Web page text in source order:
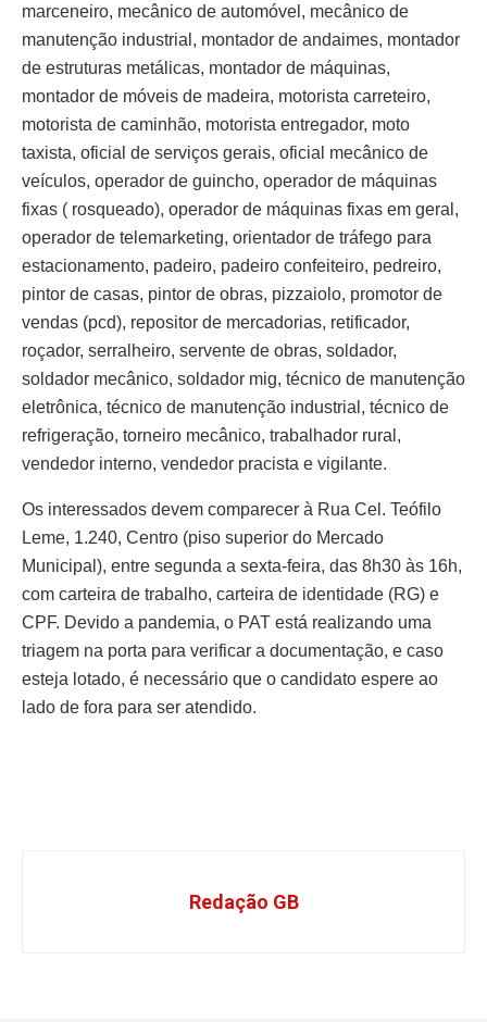
marceneiro, mecânico de automóvel, mecânico de
manutenção industrial, montador de andaimes, montador
de estruturas metálicas, montador de máquinas,
montador de móveis de madeira, motorista carreteiro,
motorista de caminhão, motorista entregador, moto
taxista, oficial de serviços gerais, oficial mecânico de
veículos, operador de guincho, operador de máquinas
fixas ( rosqueado), operador de máquinas fixas em geral,
operador de telemarketing, orientador de tráfego para
estacionamento, padeiro, padeiro confeiteiro, pedreiro,
pintor de casas, pintor de obras, pizzaiolo, promotor de
vendas (pcd), repositor de mercadorias, retificador,
roçador, serralheiro, servente de obras, soldador,
soldador mecânico, soldador mig, técnico de manutenção
eletrônica, técnico de manutenção industrial, técnico de
refrigeração, torneiro mecânico, trabalhador rural,
vendedor interno, vendedor pracista e vigilante.
Os interessados devem comparecer à Rua Cel. Teófilo
Leme, 1.240, Centro (piso superior do Mercado
Municipal), entre segunda a sexta-feira, das 8h30 às 16h,
com carteira de trabalho, carteira de identidade (RG) e
CPF. Devido a pandemia, o PAT está realizando uma
triagem na porta para verificar a documentação, e caso
esteja lotado, é necessário que o candidato espere ao
lado de fora para ser atendido.
Redação GB